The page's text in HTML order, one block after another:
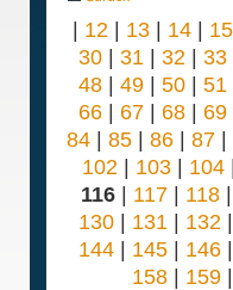
| 12 | 13| 14| 15
30| 31 | 32 | 33
48| 49| 50| 51
66| 67| 68| 69
84| 85| 86| 87|
102 | 103 | 104 |
116| 117| 118|
130| 131 | 132 |
144| 145| 146|
158| 159|